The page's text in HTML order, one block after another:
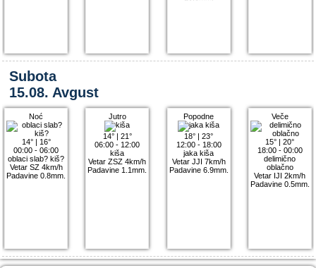
Subota
15.08. Avgust
Noć
14°| 16°
00:00 - 06:00
oblaci slab? kiš?
Vetar SZ 4km/h
Padavine 0.8mm.
Jutro
14°| 21°
06:00 - 12:00
kiša
Vetar ZSZ 4km/h
Padavine 1.1mm.
Popodne
18° |23°
12:00 - 18:00
jaka kiša
Vetar JJI 7km/h
Padavine 6.9mm.
Veče
15° |20°
18:00 - 00:00
delimično
oblačno
Vetar IJI 2km/h
Padavine 0.5mm.